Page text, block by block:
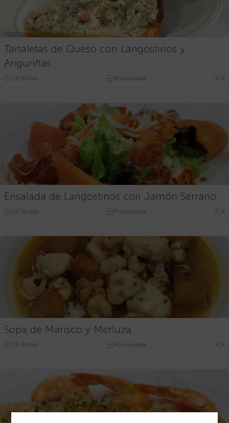
Tartaletas de Queso con Langostinos y
Anguriñas
15-30 min Principiante 4
Ensalada de Langostinos con Jamón Serrano
15-30 min Principiante 4
Sopa de Marisco y Merluza
15-30 min Principiante 4